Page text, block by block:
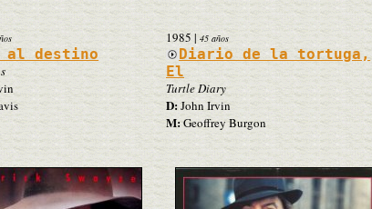
al destino
1985 | 45 años
Diario de la tortuga,
El
Turtle Diary
D:John Irvin
M:Geoffrey Burgon